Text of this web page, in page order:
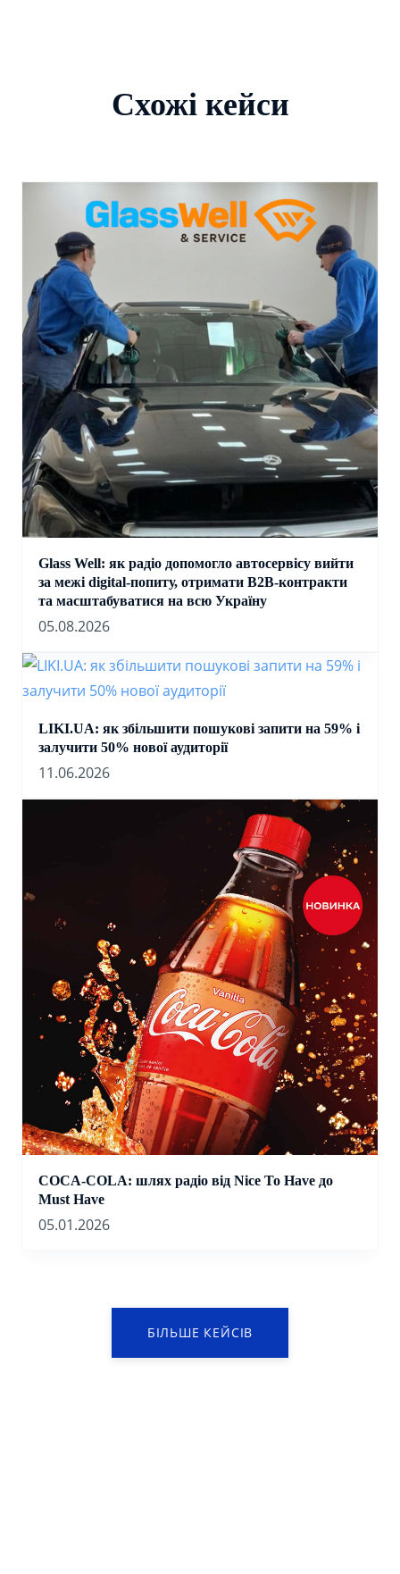
Схожі кейси
Glass Well: як радіо допомогло автосервісу вийти
за межі digital-попиту, отримати B2B-контракти
та масштабуватися на всю Україну
05.08.2026
LIKI.UA: як збільшити пошукові запити на 59% і
залучити 50% нової аудиторії
11.06.2026
COCA-COLA: шлях радіо від Nice To Have до
Must Have
05.01.2026
БІЛЬШЕ КЕЙСІВ